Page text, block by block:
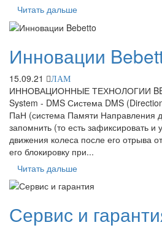
Читать дальше
Инновации
15.09.21 ЛАМ
ИННОВАЦИОННЫЕ ТЕХНОЛОГИИ
System - DMS Система DMS
ПаН (система Памяти Направления
запомнить (то есть зафиксировать
движения колеса после его отрыва
его блокировку при...
Читать дальше
Сервис и